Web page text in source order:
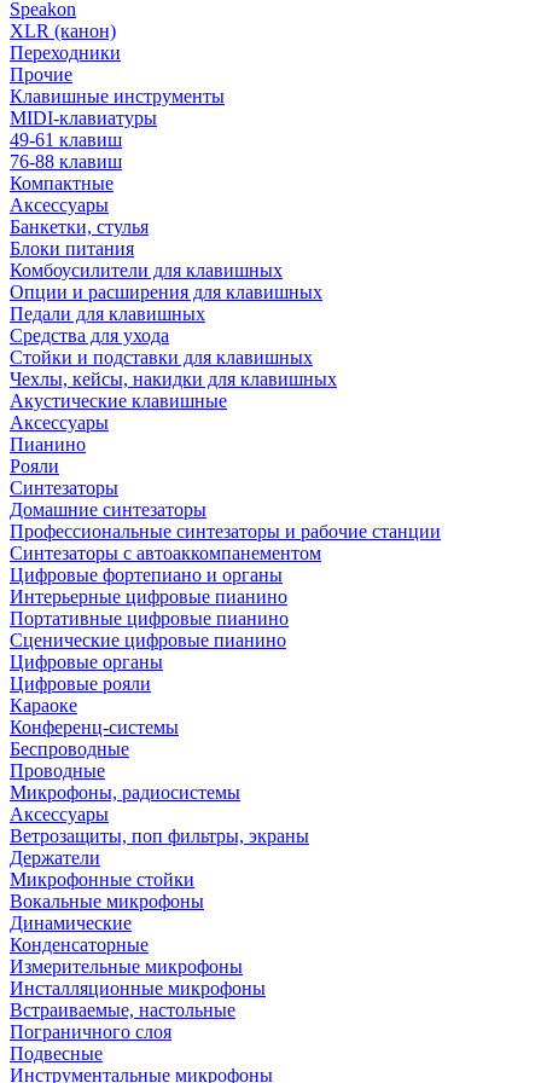
Speakon
XLR (канон)
Переходники
Прочие
Клавишные инструменты
MIDI-клавиатуры
49-61 клавиш
76-88 клавиш
Компактные
Аксессуары
Банкетки, стулья
Блоки питания
Комбоусилители для клавишных
Опции и расширения для клавишных
Педали для клавишных
Средства для ухода
Стойки и подставки для клавишных
Чехлы, кейсы, накидки для клавишных
Акустические клавишные
Аксессуары
Пианино
Рояли
Синтезаторы
Домашние синтезаторы
Профессиональные синтезаторы и рабочие станции
Синтезаторы с автоаккомпанементом
Цифровые фортепиано и органы
Интерьерные цифровые пианино
Портативные цифровые пианино
Сценические цифровые пианино
Цифровые органы
Цифровые рояли
Караоке
Конференц-системы
Беспроводные
Проводные
Микрофоны, радиосистемы
Аксессуары
Ветрозащиты, поп фильтры, экраны
Держатели
Микрофонные стойки
Вокальные микрофоны
Динамические
Конденсаторные
Измерительные микрофоны
Инсталляционные микрофоны
Встраиваемые, настольные
Пограничного слоя
Подвесные
Инструментальные микрофоны